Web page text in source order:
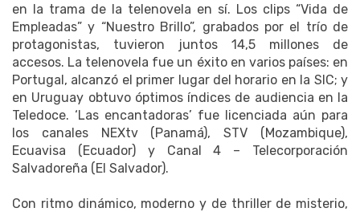
en la trama de la telenovela en sí. Los clips “Vida de
Empleadas” y “Nuestro Brillo”, grabados por el trío de
protagonistas, tuvieron juntos 14,5 millones de
accesos. La telenovela fue un éxito en varios países: en
Portugal, alcanzó el primer lugar del horario en la SIC; y
en Uruguay obtuvo óptimos índices de audiencia en la
Teledoce. ‘Las encantadoras’ fue licenciada aún para
los canales NEXtv (Panamá), STV (Mozambique),
Ecuavisa (Ecuador) y Canal 4 – Telecorporación
Salvadoreña (El Salvador).
Con ritmo dinámico, moderno y de thriller de misterio,